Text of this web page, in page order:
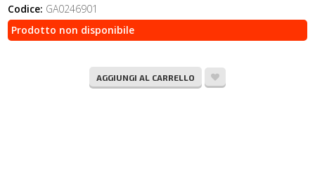
Codice: GA0246901
Prodotto non disponibile
AGGIUNGI AL CARRELLO